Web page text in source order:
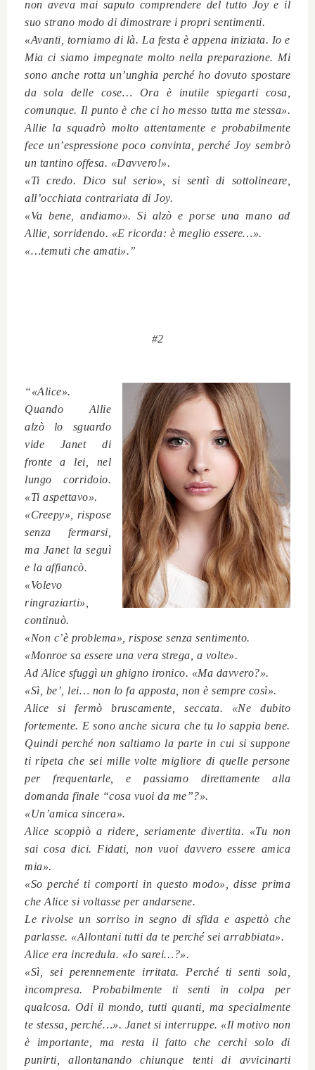
non aveva mai saputo comprendere del tutto Joy e il
suo strano modo di dimostrare i propri sentimenti.
«Avanti, torniamo di là. La festa è appena iniziata. Io e
Mia ci siamo impegnate molto nella preparazione. Mi
sono anche rotta un’unghia perché ho dovuto spostare
da sola delle cose… Ora è inutile spiegarti cosa,
comunque. Il punto è che ci ho messo tutta me stessa».
Allie la squadrò molto attentamente e probabilmente
fece un’espressione poco convinta, perché Joy sembrò
un tantino offesa. «Davvero!».
«Ti credo. Dico sul serio», si sentì di sottolineare,
all’occhiata contrariata di Joy.
«Va bene, andiamo». Si alzò e porse una mano ad
Allie, sorridendo. «E ricorda: è meglio essere…».
«…temuti che amati».”
#2
“«Alice».
Quando Allie
alzò lo sguardo
vide Janet di
fronte a lei, nel
lungo corridoio.
«Ti aspettavo».
«Creepy», rispose
senza fermarsi,
ma Janet la seguì
e la affiancò.
«Volevo
ringraziarti»,
continuò.
«Non c’è problema», rispose senza sentimento.
«Monroe sa essere una vera strega, a volte».
Ad Alice sfuggì un ghigno ironico. «Ma davvero?».
«Sì, be’, lei… non lo fa apposta, non è sempre così».
Alice si fermò bruscamente, seccata. «Ne dubito
fortemente. E sono anche sicura che tu lo sappia bene.
Quindi perché non saltiamo la parte in cui si suppone
ti ripeta che sei mille volte migliore di quelle persone
per frequentarle, e passiamo direttamente alla
domanda finale “cosa vuoi da me”?».
«Un’amica sincera».
Alice scoppiò a ridere, seriamente divertita. «Tu non
sai cosa dici. Fidati, non vuoi davvero essere amica
mia».
«So perché ti comporti in questo modo», disse prima
che Alice si voltasse per andarsene.
Le rivolse un sorriso in segno di sfida e aspettò che
parlasse. «Allontani tutti da te perché sei arrabbiata».
Alice era incredula. «Io sarei…?».
«Sì, sei perennemente irritata. Perché ti senti sola,
incompresa. Probabilmente ti senti in colpa per
qualcosa. Odi il mondo, tutti quanti, ma specialmente
te stessa, perché…». Janet si interruppe. «Il motivo non
è importante, ma resta il fatto che cerchi solo di
punirti, allontanando chiunque tenti di avvicinarti